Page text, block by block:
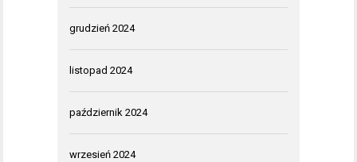
grudzień 2024
listopad 2024
październik 2024
wrzesień 2024